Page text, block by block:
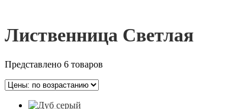
Лиственница Светлая
Представлено 6 товаров